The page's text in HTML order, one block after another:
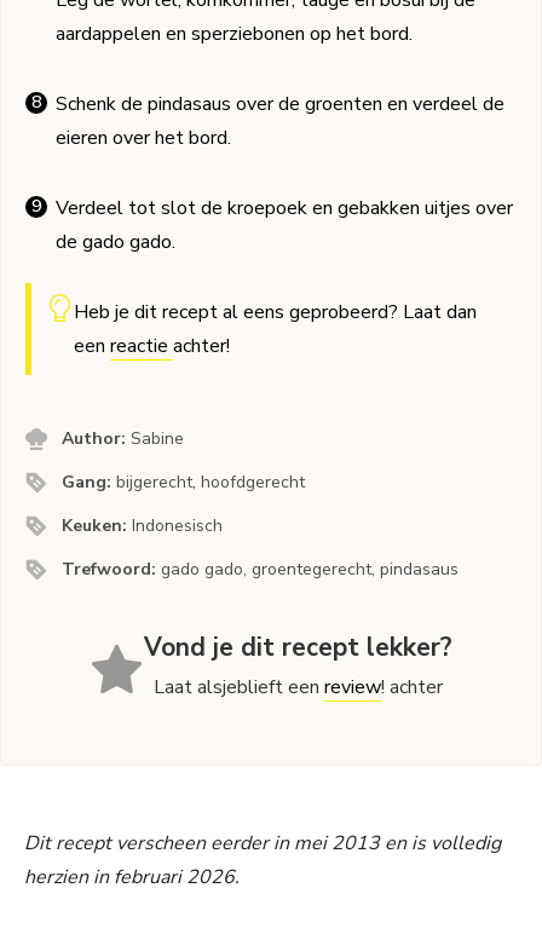
aardappelen en sperziebonen op het bord.
Schenk de pindasaus over de groenten en verdeel de
eieren over het bord.
Verdeel tot slot de kroepoek en gebakken uitjes over
de gado gado.
Heb je dit recept al eens geprobeerd? Laat dan
een reactie achter!
Author:Sabine
Gang:bijgerecht, hoofdgerecht
Keuken:Indonesisch
Trefwoord: gado gado, groentegerecht, pindasaus
Vond je dit recept lekker?
Laat alsjeblieft eenreview! achter
Dit recept verscheen eerder in mei 2013 en is volledig
herzien in februari 2026.